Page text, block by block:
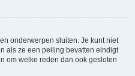
onderwerpen sluiten. Je kunt niet
als ze een peiling bevatten eindigt
om welke reden dan ook gesloten